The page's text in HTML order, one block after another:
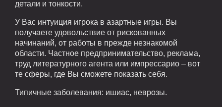
детали и тонкости.
У Вас интуиция игрока в азартные игры. Вы
получаете удовольствие от рискованных
начинаний, от работы в прежде незнакомой
области. Частное предпринимательство, реклама,
труд литературного агента или импрессарио – вот
те сферы, где Вы сможете показать себя.
Типичные заболевания: ишиас, неврозы.